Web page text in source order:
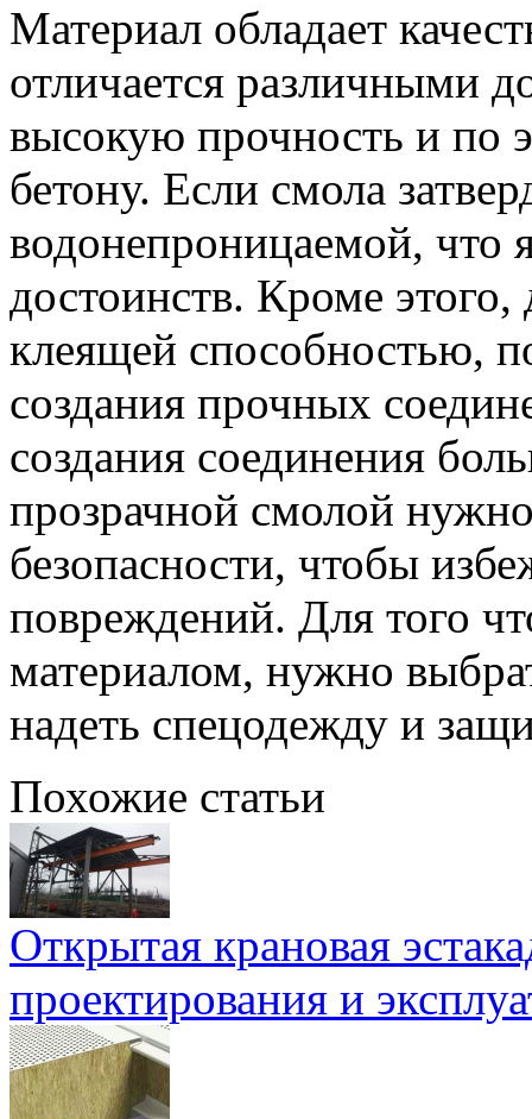
Материал обладает
отличается различными
высокую прочность и по
бетону. Если смола
водонепроницаемой, что
достоинств. Кроме
клеящей способностью,
создания прочных
создания соединения
прозрачной смолой
безопасности, чтобы
повреждений. Для того
материалом, нужно
надеть спецодежду и
Похожие статьи
Открытая крановая
проектирования и